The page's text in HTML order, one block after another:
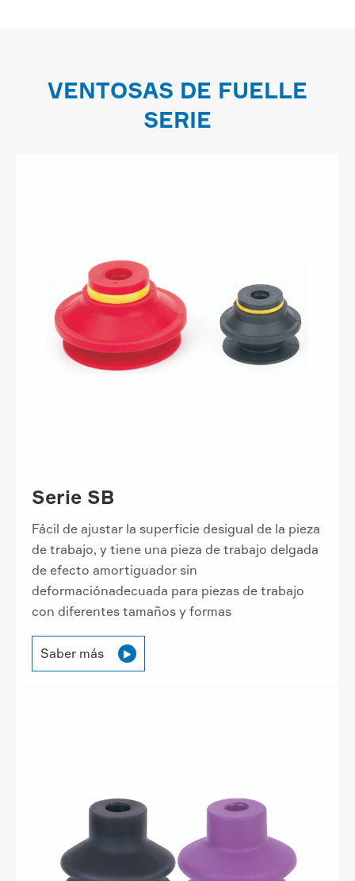
VENTOSAS DE FUELLE
SERIE
Serie SB
Fácil de ajustar la superficie desigual de la pieza
de trabajo, y tiene una pieza de trabajo delgada
de efecto amortiguador sin
deformaciónadecuada para piezas de trabajo
con diferentes tamaños y formas
Saber más 